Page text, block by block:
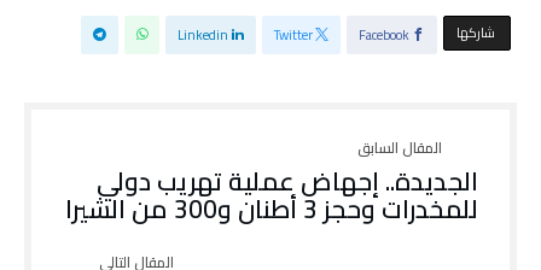
‫‫ شاركها‬ Facebook
Twitter
Linkedin
الجديدة.. إجهاض عملية تهريب دولي
للمخدرات وحجز 3 أطنان و300 من الشيرا